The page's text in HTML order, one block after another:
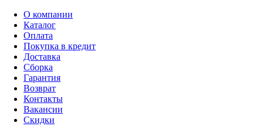
О компании
Каталог
Оплата
Покупка в кредит
Доставка
Сборка
Гарантия
Возврат
Контакты
Вакансии
Скидки